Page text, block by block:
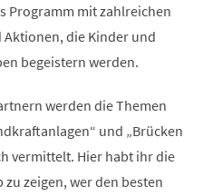
Programm mit zahlreichen
die Kinder und
begeistern werden.
werden die Themen
und „Brücken
vermittelt. Hier habt ihr die
zeigen, wer den besten